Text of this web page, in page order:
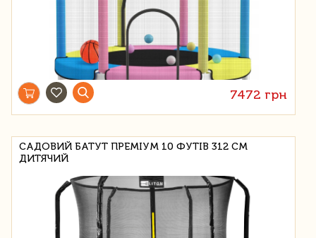
7472 грн
САДОВИЙ БАТУТ ПРЕМІУМ 10 ФУТІВ 312 СМ
ДИТЯЧИЙ